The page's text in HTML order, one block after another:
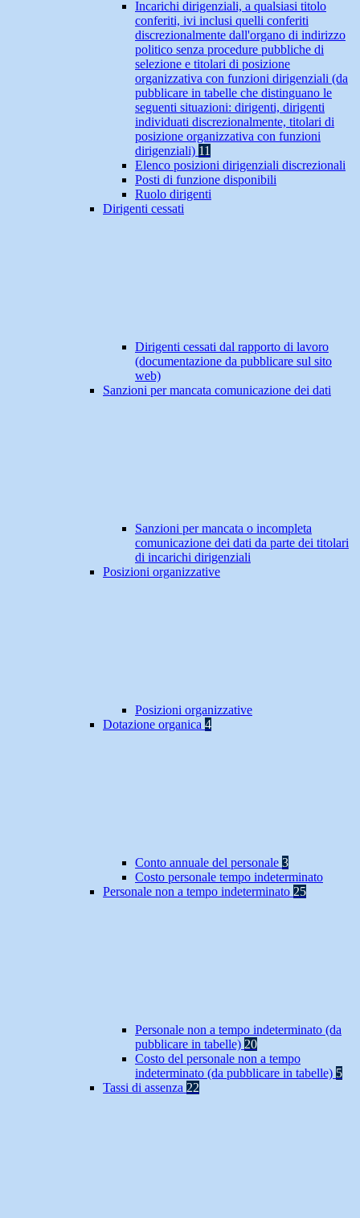
Incarichi dirigenziali, a qualsiasi titolo
conferiti, ivi inclusi quelli conferiti
discrezionalmente dall'organo di indirizzo
politico senza procedure pubbliche di
selezione e titolari di posizione
organizzativa con funzioni dirigenziali (da
pubblicare in tabelle che distinguano le
seguenti situazioni: dirigenti, dirigenti
individuati discrezionalmente, titolari di
posizione organizzativa con funzioni
dirigenziali) 11
Elenco posizioni dirigenziali discrezionali
Posti di funzione disponibili
Ruolo dirigenti
Dirigenti cessati
Dirigenti cessati dal rapporto di lavoro
(documentazione da pubblicare sul sito
web)
Sanzioni per mancata comunicazione dei dati
Sanzioni per mancata o incompleta
comunicazione dei dati da parte dei titolari
di incarichi dirigenziali
Posizioni organizzative
Posizioni organizzative
Dotazione organica 4
Conto annuale del personale 3
Costo personale tempo indeterminato
Personale non a tempo indeterminato 25
Personale non a tempo indeterminato (da
pubblicare in tabelle) 20
Costo del personale non a tempo
indeterminato (da pubblicare in tabelle) 5
Tassi di assenza 22